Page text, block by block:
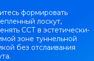
формировать
лоскут,
ССТ в эстетически-
зоне туннельной
без отслаивания